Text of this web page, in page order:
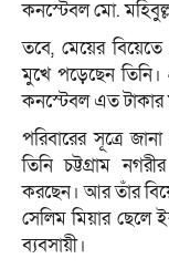
কনস্টেবল মো.
তবে, মেয়ের
মুখে পড়েছেন তিনি।
কনস্টেবল এত টাকার
পরিবারের সূত্রে
তিনি চট্টগ্রাম
করছেন। আর তাঁর
সেলিম মিয়ার ছেলে
ব্যবসায়ী।